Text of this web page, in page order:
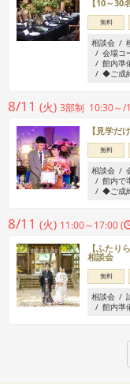
【10～
無料
相談会
会場コ
館内準
◆ご成
8/11 (火) 3部制 10:30～/
【見学だ
無料
相談会
館内で
◆ご成
8/11 (火) 11:00～17:00 (
【ふたり
相談会
無料
相談会
館内準